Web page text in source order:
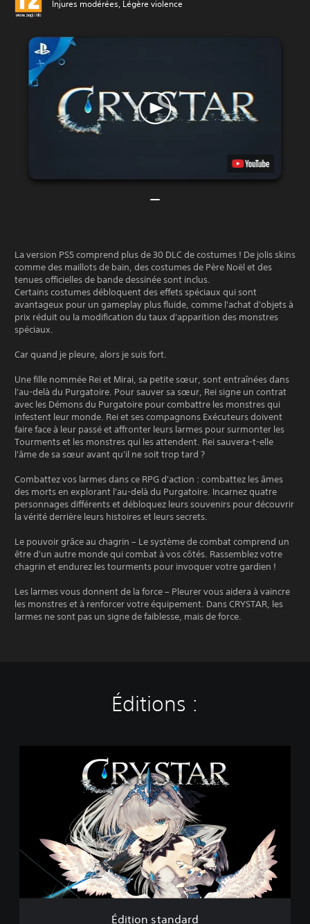
Injures modérées, Légère violence
La version PS5 comprend plus de 30 DLC de costumes ! De jolis skins
comme des maillots de bain, des costumes de Père Noël et des
tenues officielles de bande dessinée sont inclus.
Certains costumes débloquent des effets spéciaux qui sont
avantageux pour un gameplay plus fluide, comme l'achat d'objets à
prix réduit ou la modification du taux d'apparition des monstres
spéciaux.
Car quand je pleure, alors je suis fort.
Une fille nommée Rei et Mirai, sa petite sœur, sont entraînées dans
l'au-delà du Purgatoire. Pour sauver sa sœur, Rei signe un contrat
avec les Démons du Purgatoire pour combattre les monstres qui
infestent leur monde. Rei et ses compagnons Exécuteurs doivent
faire face à leur passé et affronter leurs larmes pour surmonter les
Tourments et les monstres qui les attendent. Rei sauvera-t-elle
l'âme de sa sœur avant qu'il ne soit trop tard ?
Combattez vos larmes dans ce RPG d'action : combattez les âmes
des morts en explorant l'au-delà du Purgatoire. Incarnez quatre
personnages différents et débloquez leurs souvenirs pour découvrir
la vérité derrière leurs histoires et leurs secrets.
Le pouvoir grâce au chagrin – Le système de combat comprend un
être d'un autre monde qui combat à vos côtés. Rassemblez votre
chagrin et endurez les tourments pour invoquer votre gardien !
Les larmes vous donnent de la force – Pleurer vous aidera à vaincre
les monstres et à renforcer votre équipement. Dans CRYSTAR, les
larmes ne sont pas un signe de faiblesse, mais de force.
Éditions :
d
Édition standard